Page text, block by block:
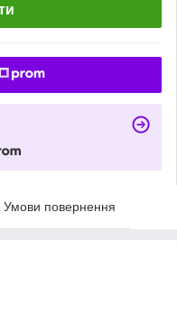
Умови повернення